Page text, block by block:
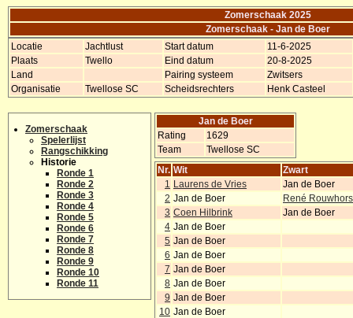
Zomerschaak 2025
Zomerschaak - Jan de Boer
Locatie
Jachtlust Start datum
11-6-2025
Plaats
Twello Eind datum
20-8-2025
Land
Pairing systeem
Zwitsers
Organisatie
Twellose SC Scheidsrechters Henk Casteel
Zomerschaak
Spelerlijst
Rangschikking
Historie
Ronde 1
Ronde 2
Ronde 3
Ronde 4
Ronde 5
Ronde 6
Ronde 7
Ronde 8
Ronde 9
Ronde 10
Ronde 11
Jan de Boer
Rating
1629
Team
Twellose SC
Nr. Wit
Zwart
1 Laurens de Vries
Jan de Boer
2 Jan de Boer
René
3 Coen Hilbrink
Jan de Boer
4 Jan de Boer
5 Jan de Boer
6 Jan de Boer
7 Jan de Boer
8 Jan de Boer
9 Jan de Boer
10 Jan de Boer